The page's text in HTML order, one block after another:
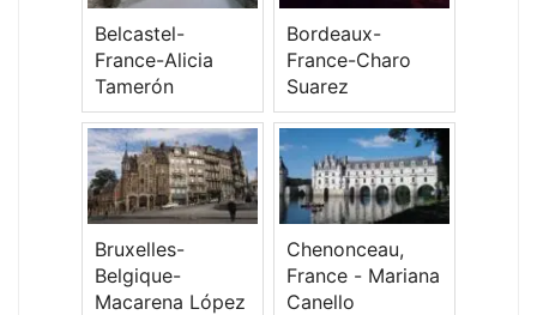
Belcastel-
France-Alicia
Tamerón
Bordeaux-
France-Charo
Suarez
Bruxelles-
Belgique-
Macarena López
Chenonceau,
France - Mariana
Canello